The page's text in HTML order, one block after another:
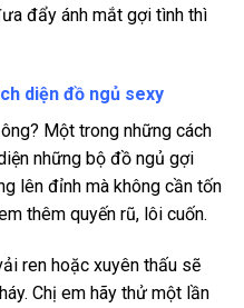
đẩy ánh mắt gợi tình thì
diện đồ ngủ sexy
Một trong những cách
những bộ đồ ngủ gợi
lên đỉnh mà không cần tốn
thêm quyến rũ, lôi cuốn.
ren hoặc xuyên thấu sẽ
Chị em hãy thử một lần